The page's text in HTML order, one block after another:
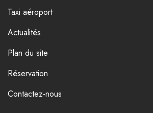
Taxi aéroport
Actualités
Plan du site
Réservation
Contactez-nous